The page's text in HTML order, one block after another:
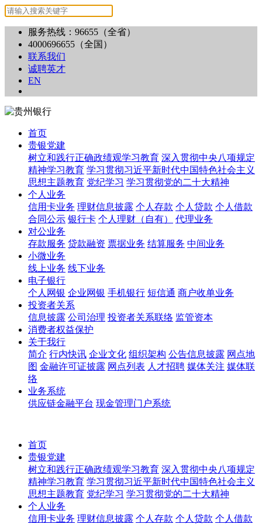
服务热线：96655（全省）
4000696655（全国）
联系我们
诚聘英才
EN
首页
贵银党建
树立和践行正确政绩观学习教育 深入贯彻中央八项规定
精神学习教育 学习贯彻习近平新时代中国特色社会主义
思想主题教育 党纪学习 学习贯彻党的二十大精神
个人业务
信用卡业务 理财信息披露 个人存款 个人贷款 个人借款
合同公示 银行卡 个人理财（自有）
代理业务
对公业务
存款服务 贷款融资 票据业务 结算服务 中间业务
小微业务
线上业务 线下业务
电子银行
个人网银 企业网银 手机银行 短信通 商户收单业务
投资者关系
信息披露 公司治理 投资者关系联络 监管资本
消费者权益保护
关于我行
简介 行内快讯 企业文化 组织架构 公告信息披露 网点地
图 金融许可证披露 网点列表 人才招聘 媒体关注 媒体联
络
业务系统
供应链金融平台 现金管理门户系统
首页
贵银党建
树立和践行正确政绩观学习教育 深入贯彻中央八项规定
精神学习教育 学习贯彻习近平新时代中国特色社会主义
思想主题教育 党纪学习 学习贯彻党的二十大精神
个人业务
信用卡业务 理财信息披露 个人存款 个人贷款 个人借款